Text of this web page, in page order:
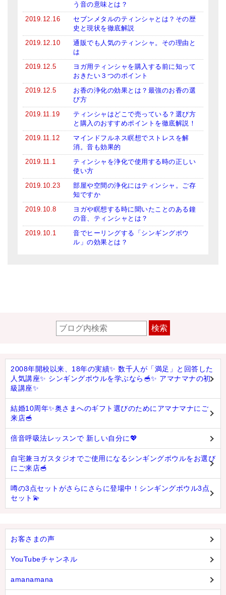
う音の意味とは？
2019.12.16
セブンメタルのティンシャとは？その歴
史と現状を徹底解説
2019.12.10
通販でも人気のティンシャ。その理由と
は
2019.12.5
ヨガ用ティンシャを購入する前に知って
おきたい３つのポイント
2019.12.5
お香の浄化の効果とは？最強のお香の選
び方
2019.11.19
ティンシャはどこで売っている？選び方
と購入のおすすめポイントを徹底解説！
2019.11.12
マインドフルネス瞑想でストレスを解
消。音も効果的
2019.11.1
ティンシャを浄化で使用する時の正しい
使い方
2019.10.23
部屋や空間の浄化にはティンシャ。ご存
知ですか
2019.10.8
ヨガや瞑想する時に聞いたことのある鐘
の音、ティンシャとは？
2019.10.1
音でヒーリングする「シンギングボウ
ル」の効果とは？
検索
2008年開校以来、18年の実績✨ 数千人が「満足」と回答した
人気講座✨ シンギングボウルを学ぶなら🥣✨ アマナマナの初
級講座✨
結婚10周年✨奥さまへのギフト選びのためにアマナマナにご
来店🥣
倍音呼吸法レッスンで 新しい自分に💖
自宅兼ヨガスタジオでご使用になるシンギングボウルをお選び
にご来店🥣
噂の3点セットがさらにさらに登場中！シンギングボウル3点
セット💫
お客さまの声
YouTubeチャンネル
amanamana